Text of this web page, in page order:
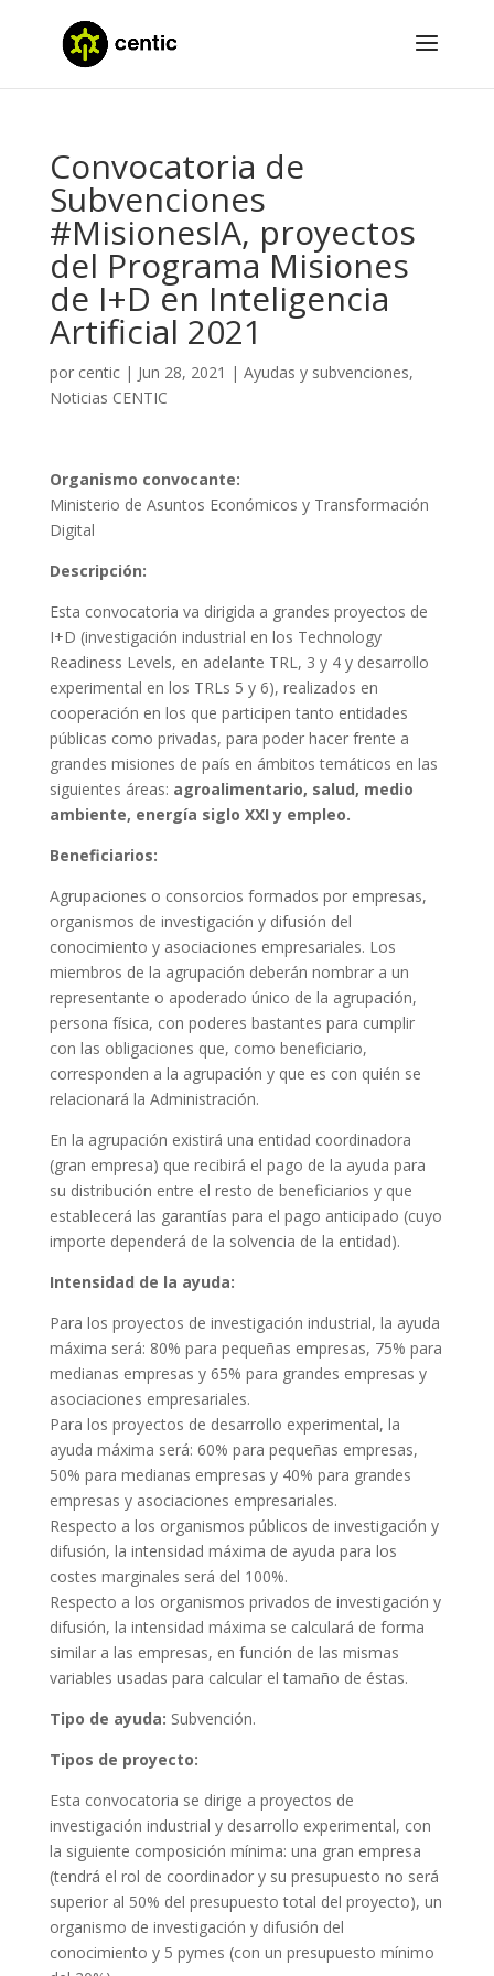
Convocatoria de
Subvenciones
#MisionesIA, proyectos
del Programa Misiones
de I+D en Inteligencia
Artificial 2021
por centic| Jun 28, 2021 | Ayudas y subvenciones,
Noticias CENTIC
Organismo convocante:
Ministerio de Asuntos Económicos y Transformación
Digital
Descripción:
Esta convocatoria va dirigida a grandes proyectos de
I+D (investigación industrial en los Technology
Readiness Levels, en adelante TRL, 3 y 4 y desarrollo
experimental en los TRLs 5 y 6), realizados en
cooperación en los que participen tanto entidades
públicas como privadas, para poder hacer frente a
grandes misiones de país en ámbitos temáticos en las
siguientes áreas: agroalimentario, salud, medio
ambiente, energía siglo XXI y empleo.
Beneficiarios:
Agrupaciones o consorcios formados por empresas,
organismos de investigación y difusión del
conocimiento y asociaciones empresariales. Los
miembros de la agrupación deberán nombrar a un
representante o apoderado único de la agrupación,
persona física, con poderes bastantes para cumplir
con las obligaciones que, como beneficiario,
corresponden a la agrupación y que es con quién se
relacionará la Administración.
En la agrupación existirá una entidad coordinadora
(gran empresa) que recibirá el pago de la ayuda para
su distribución entre el resto de beneficiarios y que
establecerá las garantías para el pago anticipado (cuyo
importe dependerá de la solvencia de la entidad).
Intensidad de la ayuda:
Para los proyectos de investigación industrial, la ayuda
máxima será: 80% para pequeñas empresas, 75% para
medianas empresas y 65% para grandes empresas y
asociaciones empresariales.
Para los proyectos de desarrollo experimental, la
ayuda máxima será: 60% para pequeñas empresas,
50% para medianas empresas y 40% para grandes
empresas y asociaciones empresariales.
Respecto a los organismos públicos de investigación y
difusión, la intensidad máxima de ayuda para los
costes marginales será del 100%.
Respecto a los organismos privados de investigación y
difusión, la intensidad máxima se calculará de forma
similar a las empresas, en función de las mismas
variables usadas para calcular el tamaño de éstas.
Tipo de ayuda: Subvención.
Tipos de proyecto:
Esta convocatoria se dirige a proyectos de
investigación industrial y desarrollo experimental, con
la siguiente composición mínima: una gran empresa
(tendrá el rol de coordinador y su presupuesto no será
superior al 50% del presupuesto total del proyecto), un
organismo de investigación y difusión del
conocimiento y 5 pymes (con un presupuesto mínimo